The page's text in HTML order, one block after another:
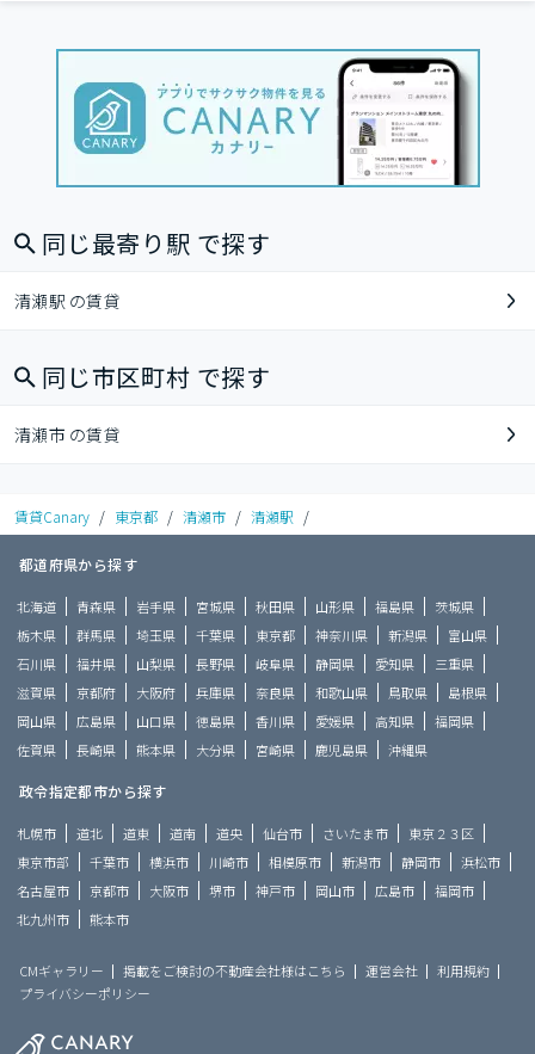
同じ最寄り駅 で探す
清瀬駅 の賃貸
同じ市区町村 で探す
清瀬市 の賃貸
賃貸Canary / 東京都 / 清瀬市 / 清瀬駅 /
都道府県から探す
北海道 青森県 岩手県 宮城県 秋田県 山形県 福島県
茨城県
栃木県
群馬県 埼玉県 千葉県 東京都 神奈川県 新潟県
富山県
石川県
福井県 山梨県 長野県 岐阜県 静岡県 愛知県
三重県
滋賀県
京都府 大阪府 兵庫県 奈良県 和歌山県 鳥取県
島根県
岡山県
広島県 山口県 徳島県 香川県 愛媛県 高知県
福岡県
佐賀県
長崎県 熊本県 大分県 宮崎県 鹿児島県 沖縄県
政令指定都市から探す
札幌市 道北 道東 道南 道央 仙台市 さいたま市
東京２３区
東京市部
千葉市 横浜市 川崎市 相模原市 新潟市 静岡市
浜松市
名古屋市
京都市 大阪市 堺市 神戸市 岡山市 広島市
福岡市
北九州市
熊本市
CMギャラリー 掲載をご検討の不動産会社様はこちら 運営会社
利用規約
プライバシーポリシー